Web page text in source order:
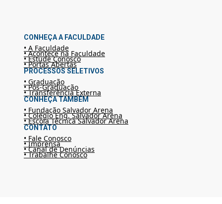
CONHEÇA A FACULDADE
• A Faculdade
• Acontece na Faculdade
• Estude Conosco
• Portas Abertas
PROCESSOS SELETIVOS
• Graduação
• Pós-Graduação
• Transferência Externa
CONHEÇA TAMBÉM
• Fundação Salvador Arena
• Colégio Eng. Salvador Arena
• Escola Técnica Salvador Arena
CONTATO
• Fale Conosco
• Imprensa
• Canal de Denúncias
• Trabalhe Conosco